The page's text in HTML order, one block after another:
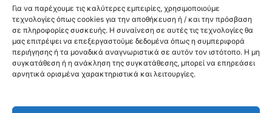
Για να παρέχουμε τις καλύτερες εμπειρίες, χρησιμοποιούμε
τεχνολογίες όπως cookies για την αποθήκευση ή / και την πρόσβαση
σε πληροφορίες συσκευής. Η συναίνεση σε αυτές τις τεχνολογίες θα
μας επιτρέψει να επεξεργαστούμε δεδομένα όπως η συμπεριφορά
περιήγησης ή τα μοναδικά αναγνωριστικά σε αυτόν τον ιστότοπο. Η μη
συγκατάθεση ή η ανάκληση της συγκατάθεσης, μπορεί να επηρεάσει
αρνητικά ορισμένα χαρακτηριστικά και λειτουργίες.